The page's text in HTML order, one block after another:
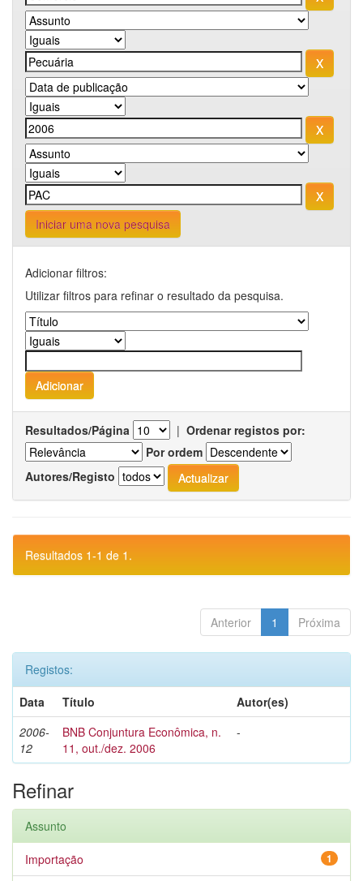
Iniciar uma nova pesquisa
Adicionar filtros:
Utilizar filtros para refinar o resultado da pesquisa.
Resultados/Página | Ordenar registos por:
Por ordem
Autores/Registo
Resultados 1-1 de 1.
Anterior 1 Próxima
Registos:
Data
Título
Autor(es)
2006-
12
BNB Conjuntura Econômica, n.
11, out./dez. 2006
-
Refinar
Assunto
1
Importação